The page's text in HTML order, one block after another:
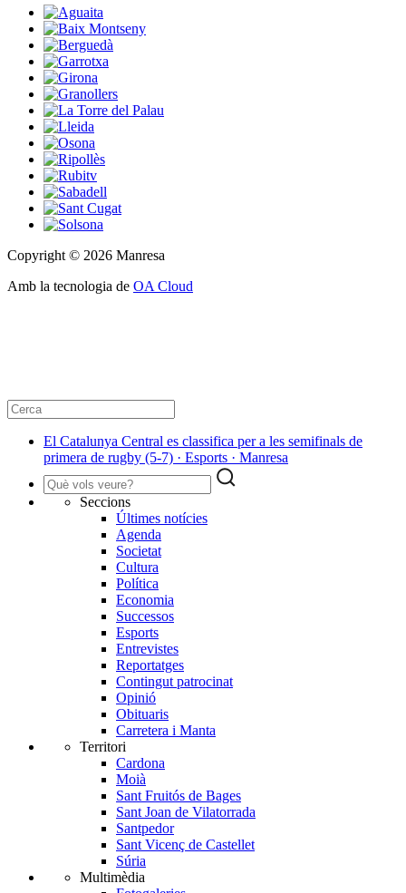
Copyright © 2026 Manresa
Amb la tecnologia de OA Cloud
El Catalunya Central es classifica per a les semifinals de
primera de rugby (5-7) · Esports · Manresa
Seccions
Últimes notícies
Agenda
Societat
Cultura
Política
Economia
Successos
Esports
Entrevistes
Reportatges
Contingut patrocinat
Opinió
Obituaris
Carretera i Manta
Territori
Cardona
Moià
Sant Fruitós de Bages
Sant Joan de Vilatorrada
Santpedor
Sant Vicenç de Castellet
Súria
Multimèdia